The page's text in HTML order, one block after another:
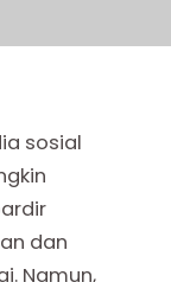
sosial
dan
Namun,